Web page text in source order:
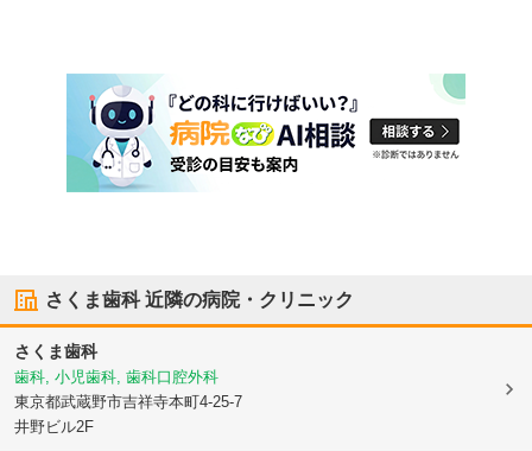
さくま歯科近隣の病院・クリニック
さくま歯科
歯科, 小児歯科, 歯科口腔外科
東京都武蔵野市吉祥寺本町4-25-7
井野ビル2F